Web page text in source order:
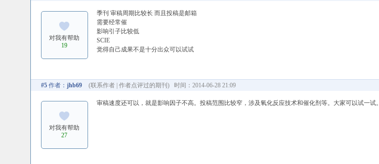
对我有帮助
19
季刊 审稿周期比较长 而且投稿是邮箱
需要经常催
影响引子比较低
SCIE
觉得自己成果不是十分出众可以试试
#5作者： jhb69 (联系作者| 作者点评过的期刊 ) 时间：2014-06-28 21:09
对我有帮助
27
审稿速度还可以，就是影响因子不高。投稿范围比较窄，涉及氧化反应技术和催化剂等。大家可以试一试。